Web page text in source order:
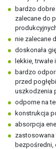
bardzo
zalecane do
nie zalecane
doskonała
lekkie, trwałe
bardzo
przed
uszkodzenia
odporne na
konstrukcja
absorpcja
zastosowana
bezpośredni,